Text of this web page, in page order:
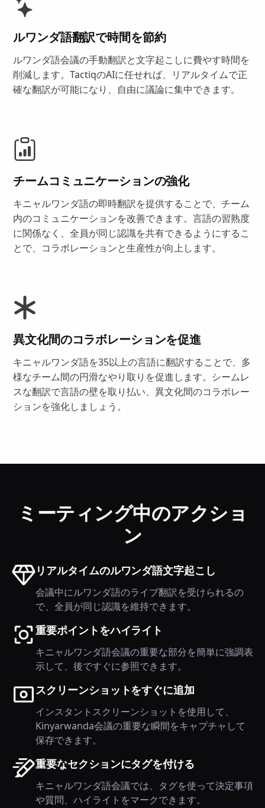
ルワンダ語翻訳で時間を節約
ルワンダ語会議の手動翻訳と文字起こしに費やす時間を
削減します。TactiqのAIに任せれば、リアルタイムで正
確な翻訳が可能になり、自由に議論に集中できます。
チームコミュニケーションの強化
キニャルワンダ語の即時翻訳を提供することで、チーム
内のコミュニケーションを改善できます。言語の習熟度
に関係なく、全員が同じ認識を共有できるようにするこ
とで、コラボレーションと生産性が向上します。
異文化間のコラボレーションを促進
キニャルワンダ語を35以上の言語に翻訳することで、多
様なチーム間の円滑なやり取りを促進します。シームレ
スな翻訳で言語の壁を取り払い、異文化間のコラボレー
ションを強化しましょう。
ミーティング中のアクショ
ン
リアルタイムのルワンダ語文字起こし
会議中にルワンダ語のライブ翻訳を受けられるの
で、全員が同じ認識を維持できます。
重要ポイントをハイライト
キニャルワンダ語会議の重要な部分を簡単に強調表
示して、後ですぐに参照できます。
スクリーンショットをすぐに追加
インスタントスクリーンショットを使用して、
Kinyarwanda会議の重要な瞬間をキャプチャして
保存できます。
重要なセクションにタグを付ける
キニャルワンダ語会議では、タグを使って決定事項
や質問、ハイライトをマークできます。